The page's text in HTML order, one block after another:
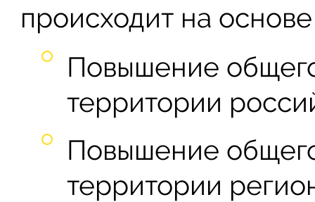
происходит на
Повышение
территории
Повышение
территории